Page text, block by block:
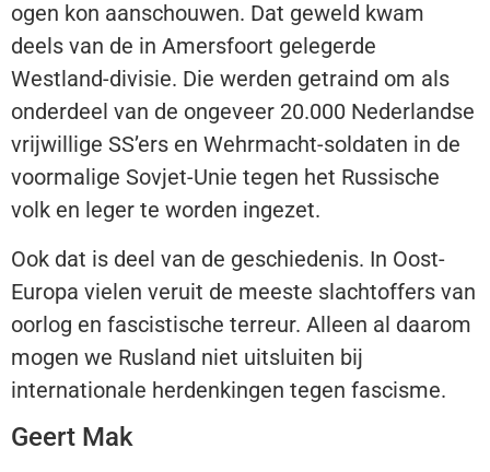
ogen kon aanschouwen. Dat geweld kwam
deels van de in Amersfoort gelegerde
Westland-divisie. Die werden getraind om als
onderdeel van de ongeveer 20.000 Nederlandse
vrijwillige SS’ers en Wehrmacht-soldaten in de
voormalige Sovjet-Unie tegen het Russische
volk en leger te worden ingezet.
Ook dat is deel van de geschiedenis. In Oost-
Europa vielen veruit de meeste slachtoffers van
oorlog en fascistische terreur. Alleen al daarom
mogen we Rusland niet uitsluiten bij
internationale herdenkingen tegen fascisme.
Geert Mak